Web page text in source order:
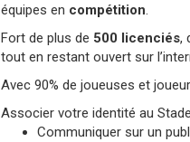
équipes en compétition.
Fort de plus de 500 licenciés,
tout en restant ouvert sur
Avec 90% de joueuses et
Associer votre identité au
Communiquer sur un